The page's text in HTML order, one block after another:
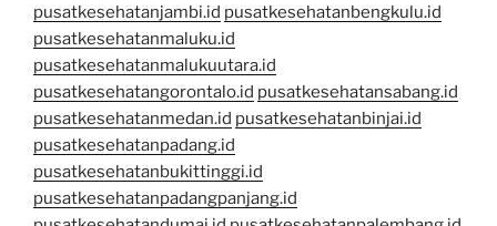
pusatkesehatanjambi.id pusatkesehatanbengkulu.id
pusatkesehatanmaluku.id
pusatkesehatanmalukuutara.id
pusatkesehatangorontalo.id pusatkesehatansabang.id
pusatkesehatanmedan.id pusatkesehatanbinjai.id
pusatkesehatanpadang.id
pusatkesehatanbukittinggi.id
pusatkesehatanpadangpanjang.id